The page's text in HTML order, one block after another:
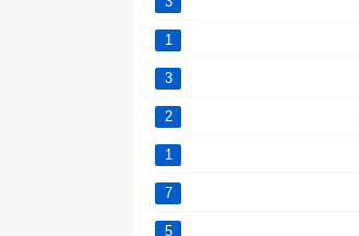
1
3
2
1
7
5